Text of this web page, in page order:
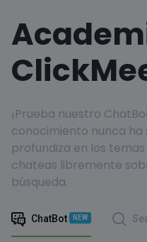
¡Prueba nuestro
conocimiento nunca ha
profundiza en los
chateas libremente
búsqueda.
ChatBot NEW